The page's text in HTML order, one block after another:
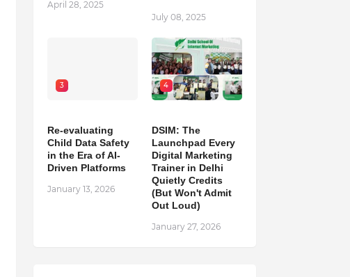
April 28, 2025
July 08, 2025
3
Re-evaluating
Child Data Safety
in the Era of AI-
Driven Platforms
January 13, 2026
4
DSIM: The
Launchpad Every
Digital Marketing
Trainer in Delhi
Quietly Credits
(But Won't Admit
Out Loud)
January 27, 2026